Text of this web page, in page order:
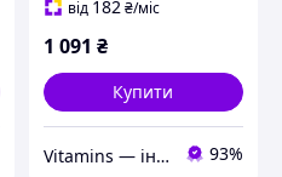
від 182₴/міс
1 091 ₴
Купити
Vitamins — інтернет-магазин вітамінів та мінералів 93%